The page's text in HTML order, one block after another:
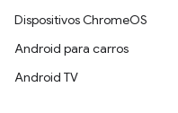
Dispositivos ChromeOS
Android para carros
Android TV